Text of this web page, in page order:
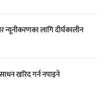
न्यूनीकरणका लागि दीर्घकालीन
खरिद गर्न नपाइने